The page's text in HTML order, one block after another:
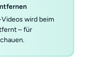
wird beim
– für